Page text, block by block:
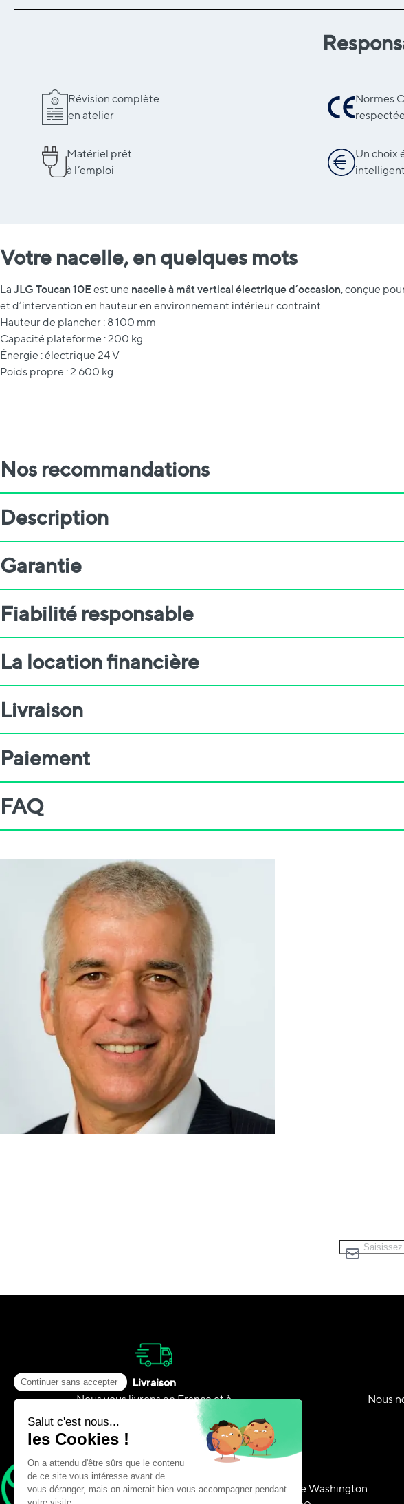
Révision complète
en atelier
Normes
Matériel prêt
à l’emploi
Un choix
intelligent
Votre nacelle, en quelques mots
La JLG Toucan 10Eest une nacelle à mât vertical électrique d’occasion, conçue
et d’intervention en hauteur en environnement intérieur contraint.
Hauteur de plancher : 8 100 mm
Capacité plateforme : 200 kg
Énergie : électrique 24 V
Poids propre : 2 600 kg
Nos recommandations
Description
Garantie
Fiabilité responsable
La location financière
Livraison
Paiement
FAQ
Inscription à
Livraison
Nous vous livrons en France et à
Nous
575 Av. George Washington